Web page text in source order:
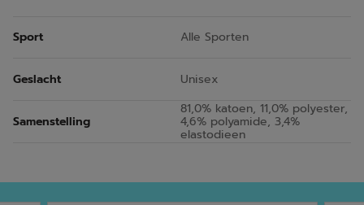
Sport Alle Sporten
Geslacht Unisex
Samenstelling
81,0% katoen, 11,0% polyester,
4,6% polyamide, 3,4%
elastodieen